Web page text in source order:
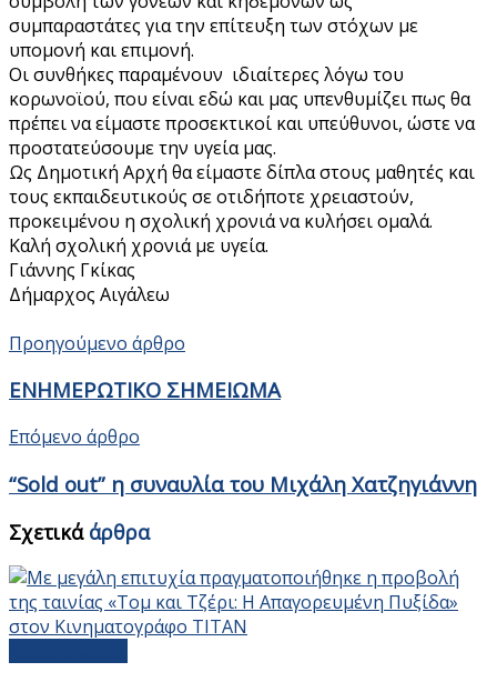
συμπαραστάτες για την επίτευξη των στόχων με
υπομονή και επιμονή.
Οι συνθήκες παραμένουν ιδιαίτερες λόγω του
κορωνοϊού, που είναι εδώ και μας υπενθυμίζει πως θα
πρέπει να είμαστε προσεκτικοί και υπεύθυνοι, ώστε να
προστατεύσουμε την υγεία μας.
Ως Δημοτική Αρχή θα είμαστε δίπλα στους μαθητές και
τους εκπαιδευτικούς σε οτιδήποτε χρειαστούν,
προκειμένου η σχολική χρονιά να κυλήσει ομαλά.
Καλή σχολική χρονιά με υγεία.
Γιάννης Γκίκας
Δήμαρχος Αιγάλεω
Προηγούμενο άρθρο
ΕΝΗΜΕΡΩΤΙΚΟ ΣΗΜΕΙΩΜΑ
Επόμενο άρθρο
“Sold out” η συναυλία του Μιχάλη Χατζηγιάννη
Σχετικάάρθρα